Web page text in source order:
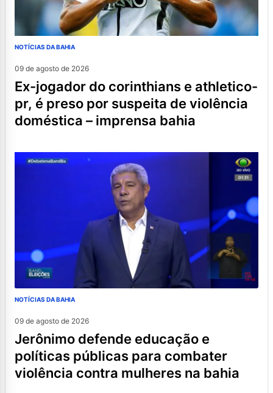
NOTÍCIAS DA BAHIA
09 de agosto de 2026
ex-jogador do corinthians e athletico-
pr, é preso por suspeita de violência
doméstica – imprensa bahia
NOTÍCIAS DA BAHIA
09 de agosto de 2026
jerônimo defende educação e
políticas públicas para combater
violência contra mulheres na bahia